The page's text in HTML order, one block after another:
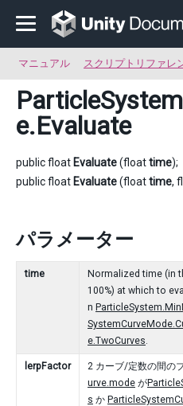
マニュアル スクリプトリファレ
e.Evaluate
public float Evaluate(floattime);
public float Evaluate(floattime,
パラメーター
time
Normalized time (in
100%) at which to
n
e.TwoCurves.
lerpFactor 2 カーブ/定数の間の
urve.mode が
s か